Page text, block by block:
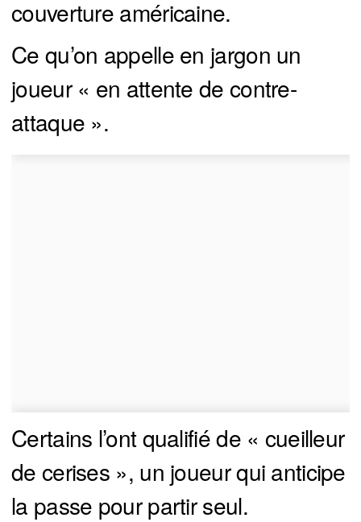
couverture américaine.
Ce qu’on appelle en jargon un
joueur « en attente de contre-
attaque ».
Certains l’ont qualifié de « cueilleur
de cerises », un joueur qui anticipe
la passe pour partir seul.